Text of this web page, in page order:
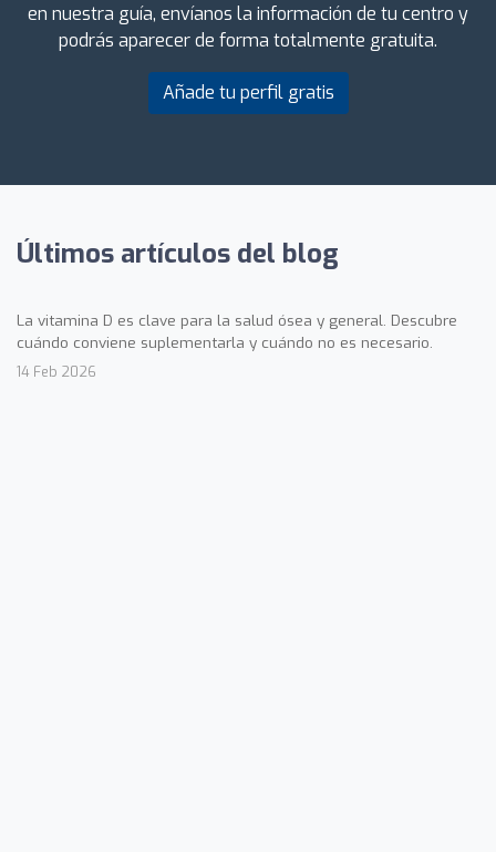
en nuestra guía, envíanos la información de tu centro y
podrás aparecer de forma totalmente gratuita.
Añade tu perfil gratis
Últimos artículos del blog
La vitamina D es clave para la salud ósea y general. Descubre
cuándo conviene suplementarla y cuándo no es necesario.
14 Feb 2026